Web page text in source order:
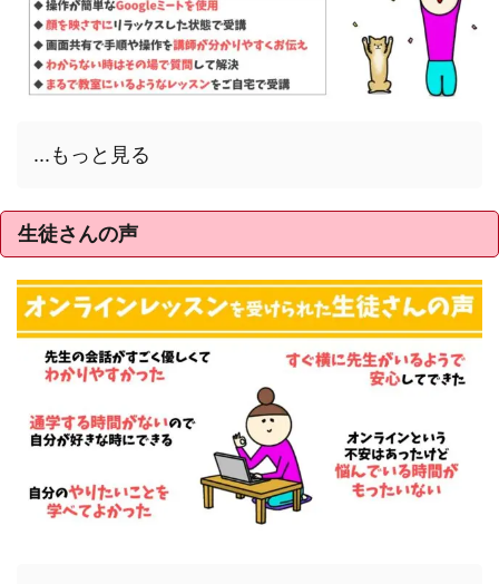
...もっと見る
生徒さんの声